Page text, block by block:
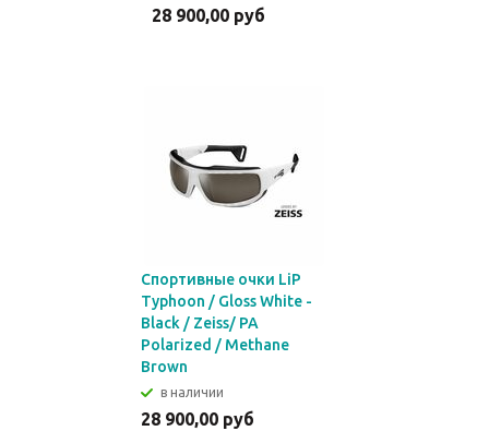
28 900,00 руб
Спортивные очки LiP
Typhoon / Gloss White -
Black / Zeiss/ PA
Polarized / Methane
Brown
в наличии
28 900,00 руб